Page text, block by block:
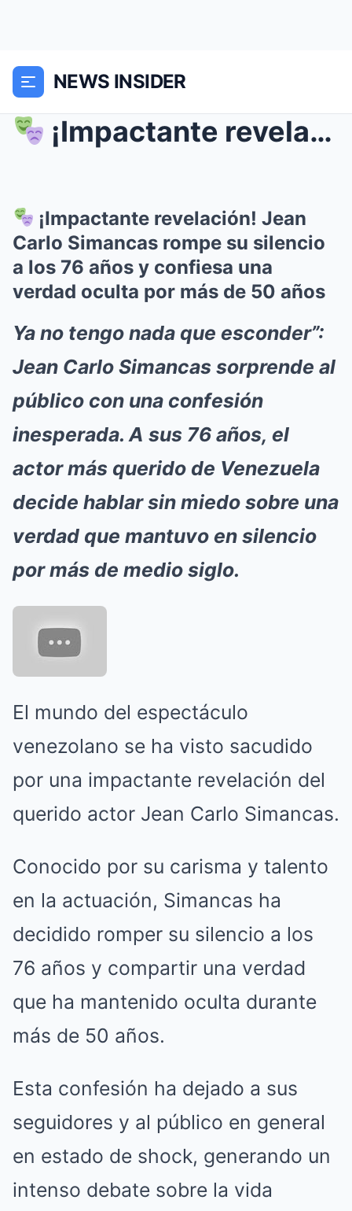
NEWS INSIDER
¡Impactante revelación! Jean Carlo Simancas romp...
¡Impactante revelación! Jean
Carlo Simancas rompe su silencio
a los 76 años y confiesa una
verdad oculta por más de 50 años
Ya no tengo nada que esconder”:
Jean Carlo Simancas sorprende al
público con una confesión
inesperada. A sus 76 años, el
actor más querido de Venezuela
decide hablar sin miedo sobre una
verdad que mantuvo en silencio
por más de medio siglo.
El mundo del espectáculo
venezolano se ha visto sacudido
por una impactante revelación del
querido actor Jean Carlo Simancas.
Conocido por su carisma y talento
en la actuación, Simancas ha
decidido romper su silencio a los
76 años y compartir una verdad
que ha mantenido oculta durante
más de 50 años.
Esta confesión ha dejado a sus
seguidores y al público en general
en estado de shock, generando un
intenso debate sobre la vida